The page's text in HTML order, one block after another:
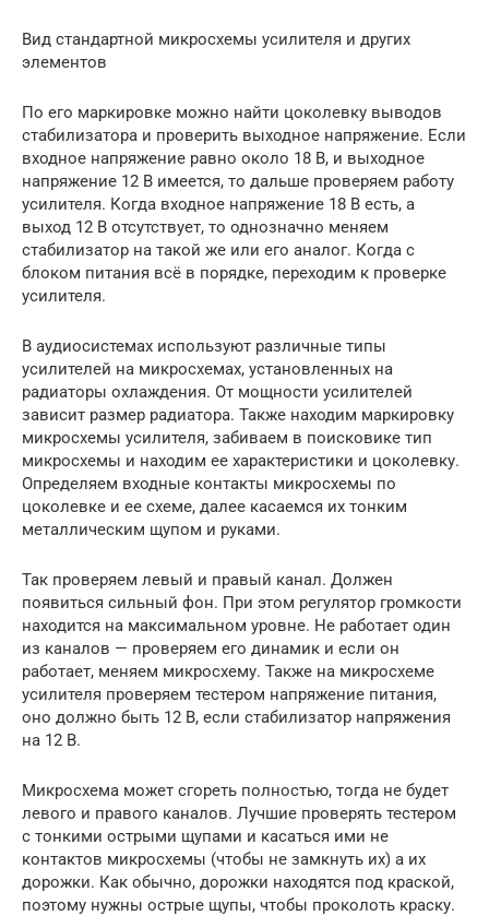
Вид стандартной микросхемы усилителя и других
элементов
По его маркировке можно найти цоколевку выводов
стабилизатора и проверить выходное напряжение. Если
входное напряжение равно около 18 В, и выходное
напряжение 12 В имеется, то дальше проверяем работу
усилителя. Когда входное напряжение 18 В есть, а
выход 12 В отсутствует, то однозначно меняем
стабилизатор на такой же или его аналог. Когда с
блоком питания всё в порядке, переходим к проверке
усилителя.
В аудиосистемах используют различные типы
усилителей на микросхемах, установленных на
радиаторы охлаждения. От мощности усилителей
зависит размер радиатора. Также находим маркировку
микросхемы усилителя, забиваем в поисковике тип
микросхемы и находим ее характеристики и цоколевку.
Определяем входные контакты микросхемы по
цоколевке и ее схеме, далее касаемся их тонким
металлическим щупом и руками.
Так проверяем левый и правый канал. Должен
появиться сильный фон. При этом регулятор громкости
находится на максимальном уровне. Не работает один
из каналов — проверяем его динамик и если он
работает, меняем микросхему. Также на микросхеме
усилителя проверяем тестером напряжение питания,
оно должно быть 12 В, если стабилизатор напряжения
на 12 В.
Микросхема может сгореть полностью, тогда не будет
левого и правого каналов. Лучшие проверять тестером
с тонкими острыми щупами и касаться ими не
контактов микросхемы (чтобы не замкнуть их) а их
дорожки. Как обычно, дорожки находятся под краской,
поэтому нужны острые щупы, чтобы проколоть краску.